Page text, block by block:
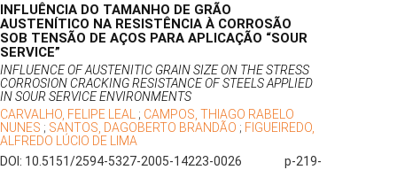
INFLUÊNCIA DO TAMANHO DE GRÃO
AUSTENÍTICO NA RESISTÊNCIA À CORROSÃO
SOB TENSÃO DE AÇOS PARA APLICAÇÃO “SOUR
SERVICE”
INFLUENCE OF AUSTENITIC GRAIN SIZE ON THE STRESS
CORROSION CRACKING RESISTANCE OF STEELS APPLIED
IN SOUR SERVICE ENVIRONMENTS
CARVALHO, FELIPE LEAL ; CAMPOS, THIAGO RABELO
NUNES ; SANTOS, DAGOBERTO BRANDÃO ; FIGUEIREDO,
ALFREDO LÚCIO DE LIMA
DOI: 10.5151/2594-5327-2005-14223-0026
p-219-